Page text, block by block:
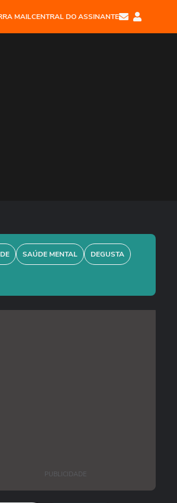
MAILCENTRAL DO ASSINANTE
SAÚDE MENTAL DEGUSTA
PUBLICIDADE